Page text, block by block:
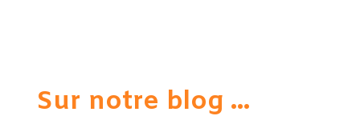
Sur notre blog ...